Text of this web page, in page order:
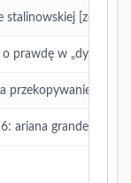
[zdjĘcıa]
prawdę w
przekopywanie
ariana grande